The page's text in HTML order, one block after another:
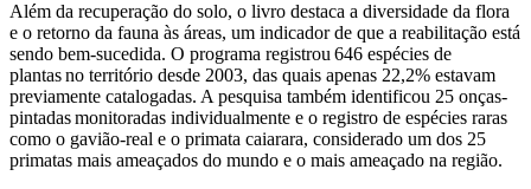
Além da recuperação do solo, o livro destaca a diversidade da flora
e o retorno da fauna às áreas, um indicador de que a reabilitação está
sendo bem-sucedida. O programa registrou 646 espécies de
plantas no território desde 2003, das quais apenas 22,2% estavam
previamente catalogadas. A pesquisa também identificou 25 onças-
pintadas monitoradas individualmente e o registro de espécies raras
como o gavião-real e o primata caiarara, considerado um dos 25
primatas mais ameaçados do mundo e o mais ameaçado na região.